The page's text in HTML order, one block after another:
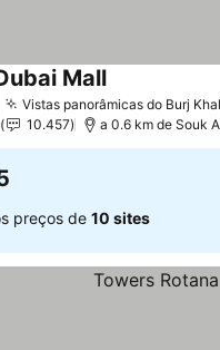
Vistas panorâmicas do Burj
Mall
10.457 a 0.6 km de Souk
preços de 10 sites